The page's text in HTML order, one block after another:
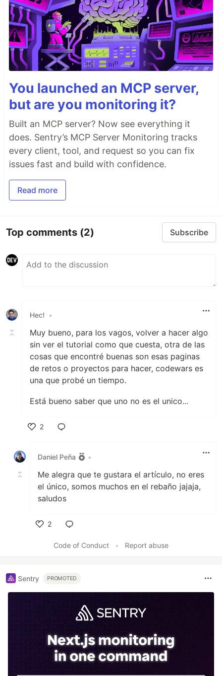
You launched an MCP server,
but are you monitoring it?
Built an MCP server? Now see everything it
does. Sentry’s MCP Server Monitoring tracks
every client, tool, and request so you can fix
issues fast and build with confidence.
Read more
Top comments (2) Subscribe
Hec! •
Muy bueno, para los vagos, volver a hacer algo
sin ver el tutorial como que cuesta, otra de las
cosas que encontré buenas son esas paginas
de retos o proyectos para hacer, codewars es
una que probé un tiempo.
Está bueno saber que uno no es el unico...
2
Daniel Peña
•
Me alegra que te gustara el artículo, no eres
el único, somos muchos en el rebaño jajaja,
saludos
2
Code of Conduct
• Report abuse
Sentry PROMOTED